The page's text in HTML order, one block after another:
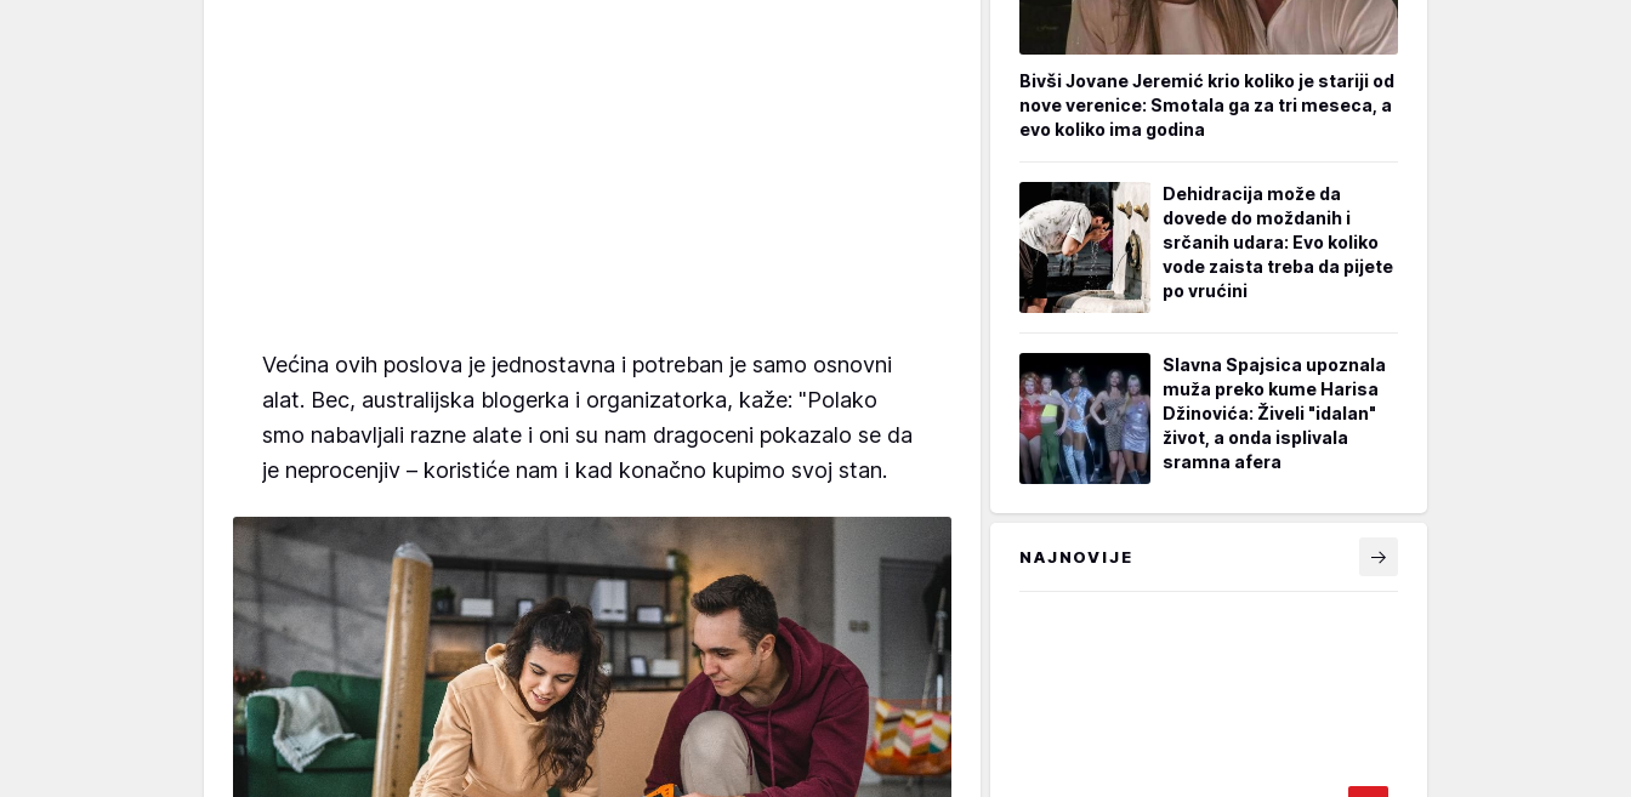
Većina ovih poslova je jednostavna i potreban je samo osnovni
alat. Bec, australijska blogerka i organizatorka, kaže: "Polako
smo nabavljali razne alate i oni su nam dragoceni pokazalo se da
je neprocenjiv – koristiće nam i kad konačno kupimo svoj stan.
Bivši Jovane Jeremić krio koliko je stariji od
nove verenice: Smotala ga za tri meseca, a
evo koliko ima godina
Dehidracija može da
dovede do moždanih i
srčanih udara: Evo koliko
vode zaista treba da pijete
po vrućini
Slavna Spajsica upoznala
muža preko kume Harisa
Džinovića: Živeli "idalan"
život, a onda isplivala
sramna afera
NAJNOVIJE